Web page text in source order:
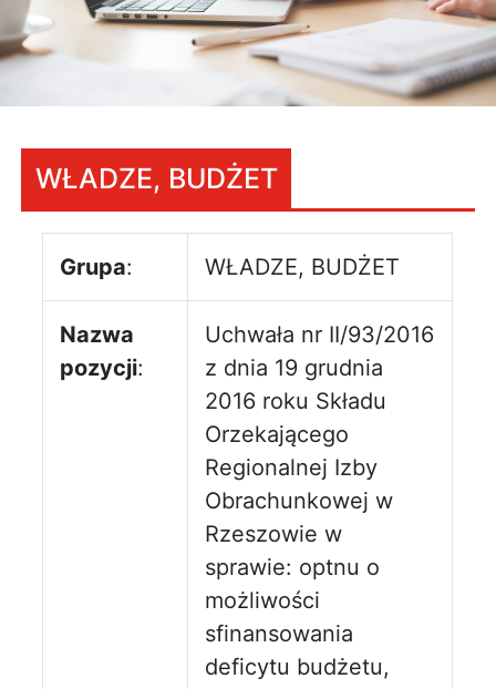
WŁADZE, BUDŻET
Grupa: WŁADZE, BUDŻET
Nazwa
pozycji:
Uchwała nr II/93/2016
z dnia 19 grudnia
2016 roku Składu
Orzekającego
Regionalnej Izby
Obrachunkowej w
Rzeszowie w
sprawie: optnu o
możliwości
sfinansowania
deficytu budżetu,